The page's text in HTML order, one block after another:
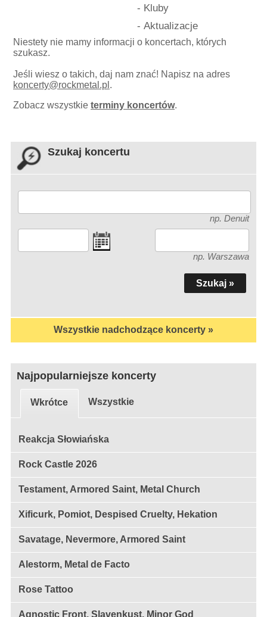
- Kluby
- Aktualizacje
Niestety nie mamy informacji o koncertach, których
szukasz.
Jeśli wiesz o takich, daj nam znać! Napisz na adres
koncerty@rockmetal.pl .
Zobacz wszystkieterminy koncertów.
Szukaj koncertu
np. Denuit
np. Warszawa
Wszystkie nadchodzące koncerty »
Najpopularniejsze koncerty
Wkrótce Wszystkie
Reakcja Słowiańska
Rock Castle 2026
Testament, Armored Saint, Metal Church
Xificurk, Pomiot, Despised Cruelty, Hekation
Savatage, Nevermore, Armored Saint
Alestorm, Metal de Facto
Rose Tattoo
Agnostic Front, Slavenkust, Minor God